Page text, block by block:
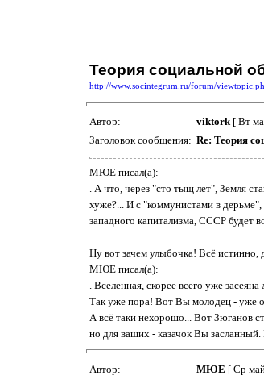
Теория социальной
http://www.socintegrum.ru/forum/
Автор: viktork[ Вт
Заголовок сообщения: Re: Теория
МЮЕ писал(а):
. А что, через "сто тыщ лет", Земля
хуже?... И с "коммунистами в
западного капитализма, СССР будет
Ну вот зачем улыбочка! Всё истинно,
МЮЕ писал(а):
. Вселенная, скорее всего уже
Так уже пора! Вот Вы молодец - уже
А всё таки нехорошо... Вот Зюганов
но для ваших - казачок Вы засланный.
Автор: МЮЕ [ Ср